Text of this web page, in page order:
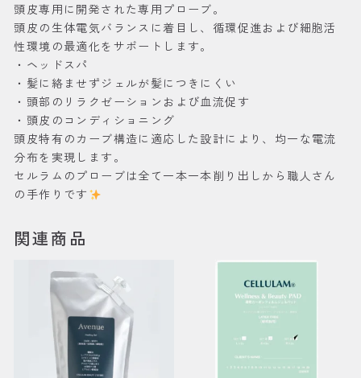
頭皮専用に開発された専用プローブ。
頭皮の生体電気バランスに着目し、循環促進および細胞活
性環境の最適化をサポートします。
・ヘッドスパ
・髪に絡ませずジェルが髪につきにくい
・頭部のリラクゼーションおよび血流促す
・頭皮のコンディショニング
頭皮特有のカーブ構造に適応した設計により、均一な電流
分布を実現します。
セルラムのプローブは全て一本一本削り出しから職人さん
の手作りです
関連商品